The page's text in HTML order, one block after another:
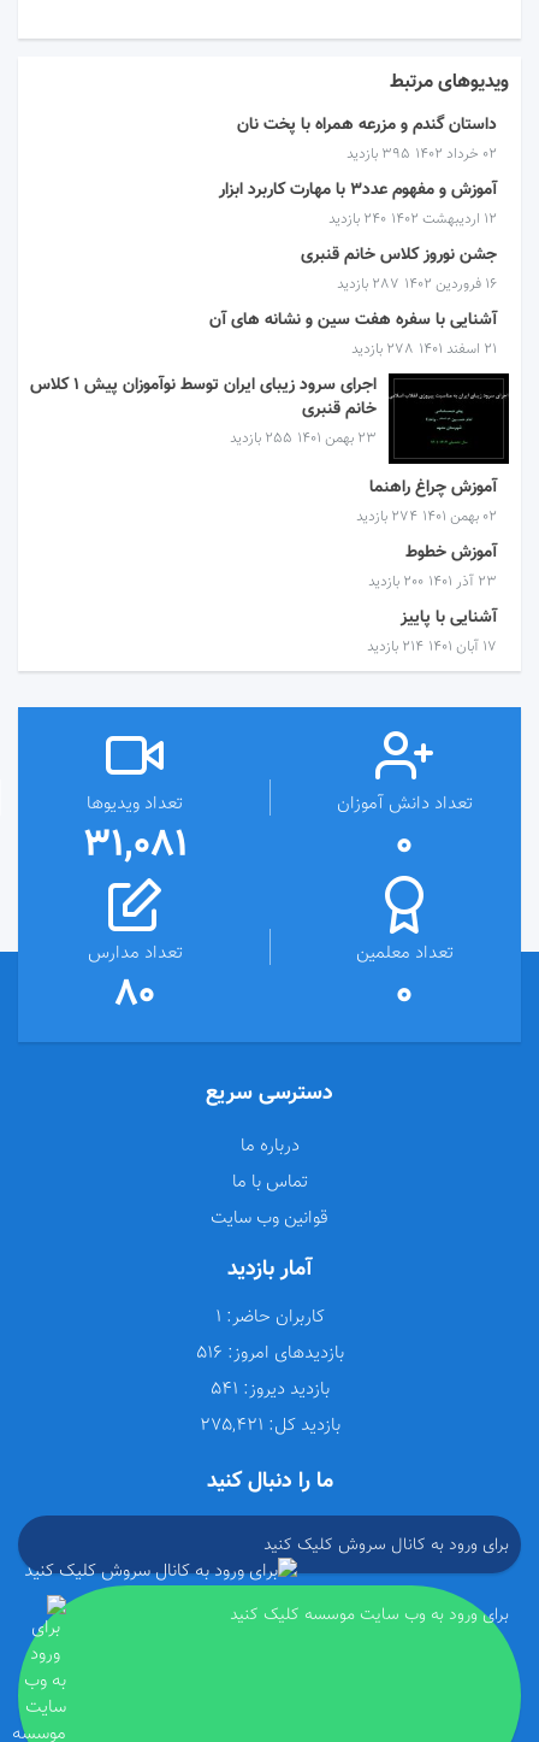
ویدیوهای مرتبط
داستان گندم و مزرعه همراه با پخت نان
۰۲ خرداد ۱۴۰۲ 395 بازدید
آموزش و مفهوم عدد۳ با مهارت کاربرد ابزار
۱۲ اردیبهشت ۱۴۰۲ 240 بازدید
جشن نوروز کلاس خانم قنبری
۱۶ فروردین ۱۴۰۲ 287 بازدید
آشنایی با سفره هفت سین و نشانه های آن
۲۱ اسفند ۱۴۰۱ 278 بازدید
اجرای سرود زیبای ایران توسط نوآموزان پیش ۱ کلاس
خانم قنبری
۲۳ بهمن ۱۴۰۱ 255 بازدید
آموزش چراغ راهنما
۰۲ بهمن ۱۴۰۱ 274 بازدید
آموزش خطوط
۲۳ آذر ۱۴۰۱ 200 بازدید
آشنایی با پاییز
۱۷ آبان ۱۴۰۱ 214 بازدید
تعداد دانش آموزان
0
تعداد ویدیوها
31,081
تعداد معلمین
0
تعداد مدارس
80
دسترسی سریع
درباره ما
تماس با ما
قوانین وب سایت
آمار بازدید
کاربران حاضر:
بازدیدهای امروز:
بازدید دیروز:
بازدید کل:
ما را دنبال کنید
برای ورود به کانال سروش کلیک کنید
برای ورود به وب سایت موسسه کلیک کنید